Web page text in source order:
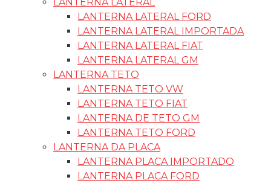
LANTERNA LATERAL FORD
LANTERNA LATERAL IMPORTADA
LANTERNA LATERAL FIAT
LANTERNA LATERAL GM
LANTERNA TETO
LANTERNA TETO VW
LANTERNA TETO FIAT
LANTERNA DE TETO GM
LANTERNA TETO FORD
LANTERNA DA PLACA
LANTERNA PLACA IMPORTADO
LANTERNA PLACA FORD